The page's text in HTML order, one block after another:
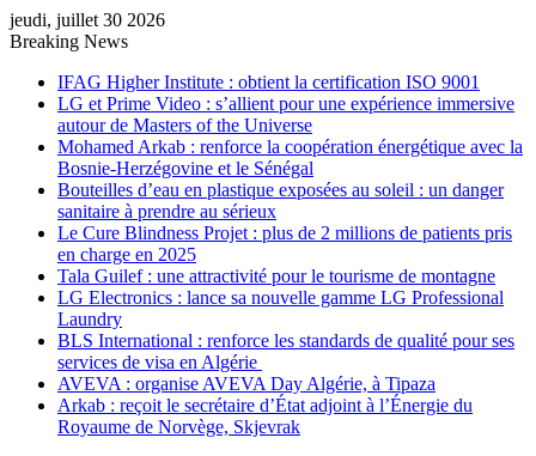
jeudi, juillet 30 2026
Breaking News
IFAG Higher Institute : obtient la certification ISO 9001
LG et Prime Video : s’allient pour une expérience immersive
autour de Masters of the Universe
Mohamed Arkab : renforce la coopération énergétique avec la
Bosnie-Herzégovine et le Sénégal
Bouteilles d’eau en plastique exposées au soleil : un danger
sanitaire à prendre au sérieux
Le Cure Blindness Projet : plus de 2 millions de patients pris
en charge en 2025
Tala Guilef : une attractivité pour le tourisme de montagne
LG Electronics : lance sa nouvelle gamme LG Professional
Laundry
BLS International : renforce les standards de qualité pour ses
services de visa en Algérie
AVEVA : organise AVEVA Day Algérie, à Tipaza
Arkab : reçoit le secrétaire d’État adjoint à l’Énergie du
Royaume de Norvège, Skjevrak